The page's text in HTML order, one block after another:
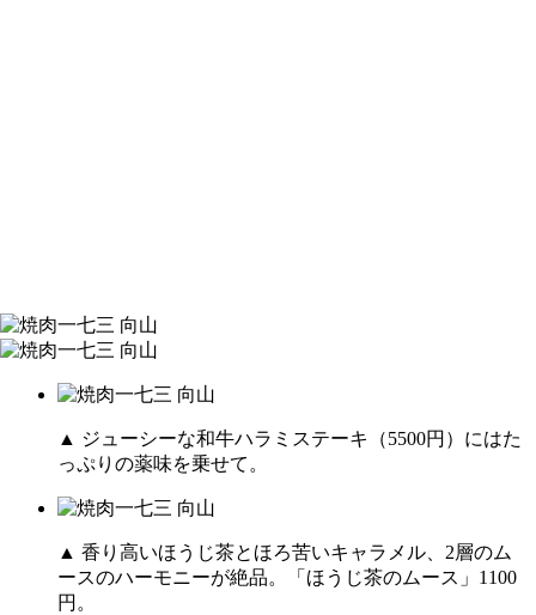
▲ ジューシーな和牛ハラミステーキ（5500円）にはた
っぷりの薬味を乗せて。
▲ 香り高いほうじ茶とほろ苦いキャラメル、2層のム
ースのハーモニーが絶品。「ほうじ茶のムース」1100
円。